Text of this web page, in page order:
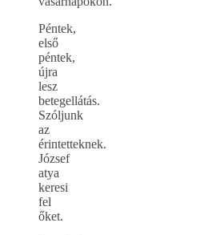
Péntek,
első
péntek,
újra
lesz
betegellátás.
Szóljunk
az
érintetteknek.
József
atya
keresi
fel
őket.